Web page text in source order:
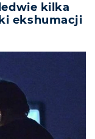
kilka
ekshumacji